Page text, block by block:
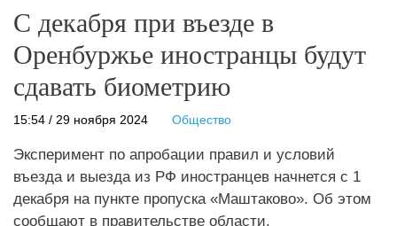
С декабря при въезде в
Оренбуржье иностранцы будут
сдавать биометрию
15:54 / 29 ноября 2024 Общество
Эксперимент по апробации правил и условий
въезда и выезда из РФ иностранцев начнется с 1
декабря на пункте пропуска «Маштаково». Об этом
сообщают в правительстве области.